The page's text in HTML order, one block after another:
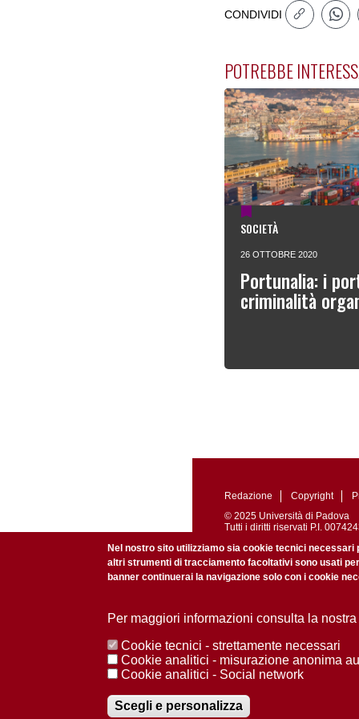
CONDIVIDI
POTREBBE
SOCIETÀ
26 OTTOBRE 2020
Portunalia: i
criminalità
Redazione Copyright
© 2025 Università di Padova
Tutti i diritti riservati P.I.
Nel nostro sito utilizziamo sia cookie tecnici
altri strumenti di tracciamento facoltativi sono usati
banner continuerai la navigazione solo con i cookie
Per maggiori informazioni consulta la
Cookie tecnici - strettamente necessari
Cookie analitici - misurazione anonima
Cookie analitici - Social network
Scegli e personalizza